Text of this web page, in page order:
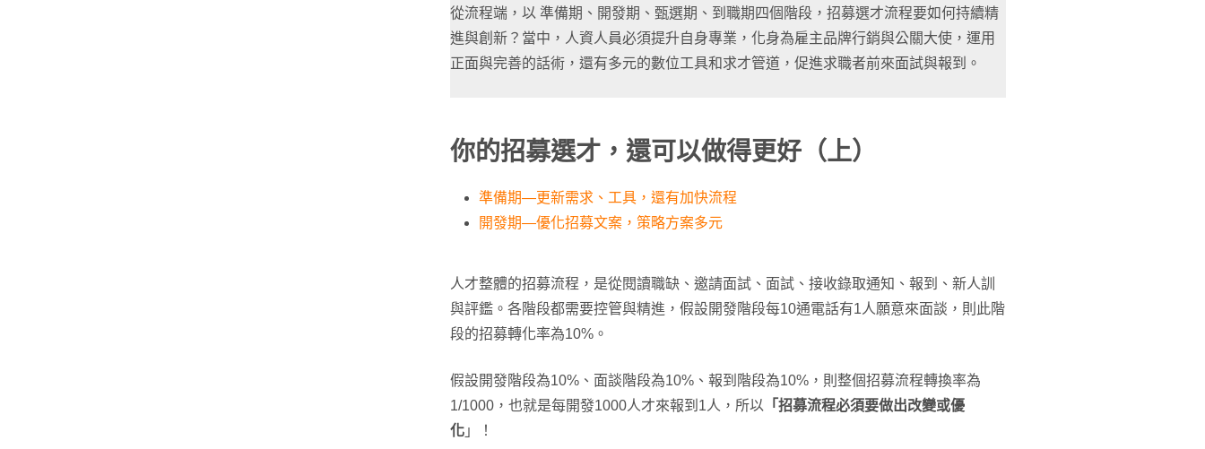
從流程端，以 準備期、開發期、甄選期、到職期四個階段，招募選才流程要如何持續精
進與創新？當中，人資人員必須提升自身專業，化身為雇主品牌行銷與公關大使，運用
正面與完善的話術，還有多元的數位工具和求才管道，促進求職者前來面試與報到。
你的招募選才，還可以做得更好（上）
準備期—更新需求、工具，還有加快流程
開發期—優化招募文案，策略方案多元
人才整體的招募流程，是從閱讀職缺、邀請面試、面試、接收錄取通知、報到、新人訓
與評鑑。各階段都需要控管與精進，假設開發階段每10通電話有1人願意來面談，則此階
段的招募轉化率為10%。
假設開發階段為10%、面談階段為10%、報到階段為10%，則整個招募流程轉換率為
1/1000，也就是每開發1000人才來報到1人，所以 「招募流程必須要做出改變或優
化 」！